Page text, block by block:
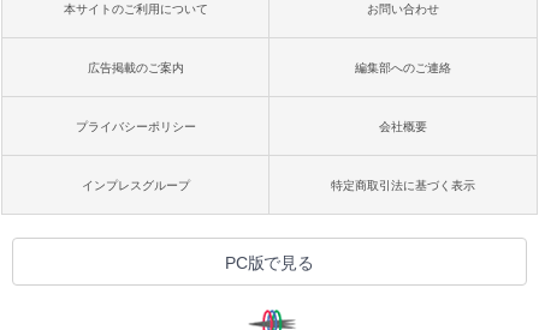
本サイトのご利用について お問い合わせ
広告掲載のご案内 編集部へのご連絡
プライバシーポリシー 会社概要
インプレスグループ 特定商取引法に基づく表示
PC版で見る